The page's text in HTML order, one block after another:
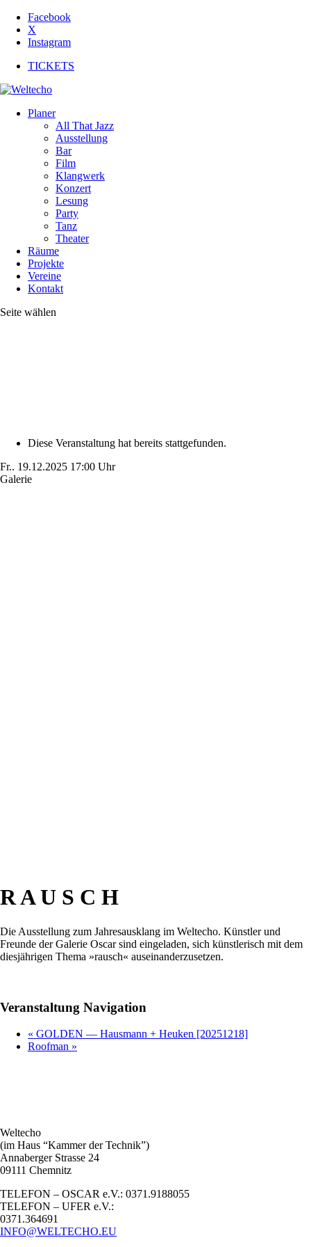
Facebook
X
Instagram
TICKETS
Planer
All That Jazz
Ausstellung
Bar
Film
Klangwerk
Konzert
Lesung
Party
Tanz
Theater
Räume
Projekte
Vereine
Kontakt
Seite wählen
Diese Veranstaltung hat bereits stattgefunden.
Fr.. 19.12.2025 17:00 Uhr
Galerie
R A U S C H
Die Ausstellung zum Jahresausklang im Weltecho. Künstler und
Freunde der Galerie Oscar sind eingeladen, sich künstlerisch mit dem
diesjährigen Thema »rausch« auseinanderzusetzen.
Veranstaltung Navigation
« GOLDEN — Hausmann + Heuken [20251218]
Roofman »
Weltecho
(im Haus “Kammer der Technik”)
Annaberger Strasse 24
09111 Chemnitz
TELEFON – OSCAR e.V.: 0371.9188055
TELEFON – UFER e.V.:
0371.364691
INFO@WELTECHO.EU